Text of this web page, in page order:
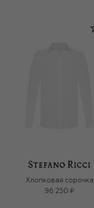
Хлопковая сорочка
96 250 ₽